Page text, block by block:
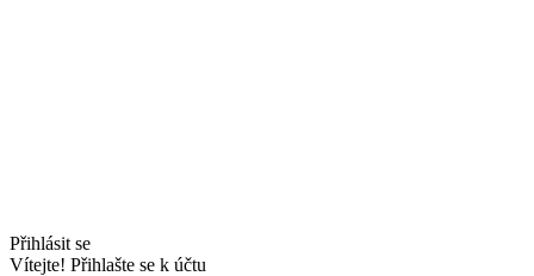
Přihlásit se
Vítejte! Přihlašte se k účtu